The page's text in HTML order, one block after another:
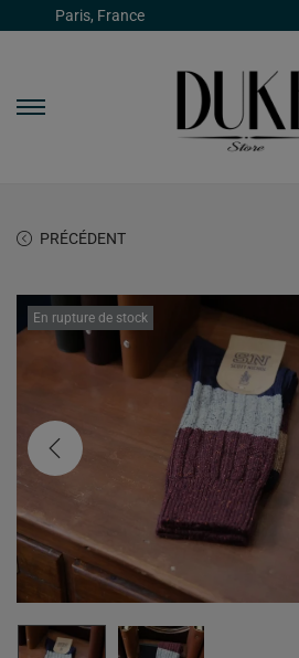
Paris, France
PRÉCÉDENT
En rupture de stock